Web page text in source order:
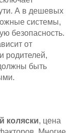
А в дешевых
системы,
безопасность.
от
родителей,
быть
коляски, цена